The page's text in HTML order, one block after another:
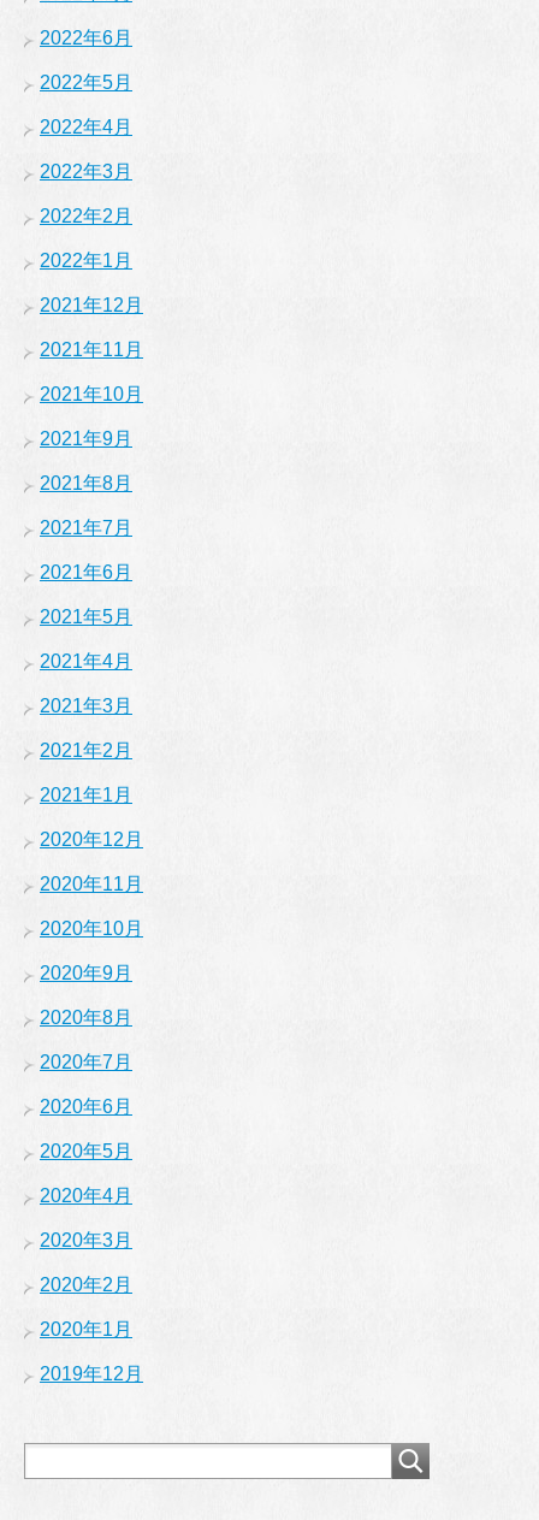
2022年6月
2022年5月
2022年4月
2022年3月
2022年2月
2022年1月
2021年12月
2021年11月
2021年10月
2021年9月
2021年8月
2021年7月
2021年6月
2021年5月
2021年4月
2021年3月
2021年2月
2021年1月
2020年12月
2020年11月
2020年10月
2020年9月
2020年8月
2020年7月
2020年6月
2020年5月
2020年4月
2020年3月
2020年2月
2020年1月
2019年12月